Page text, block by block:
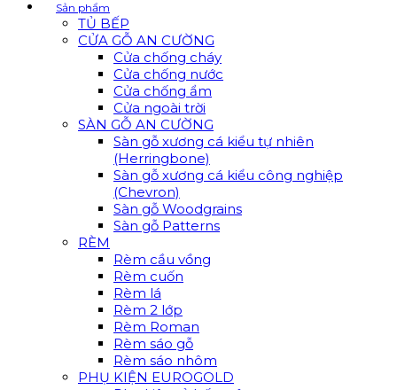
Sản phẩm
TỦ BẾP
CỬA GỖ AN CƯỜNG
Cửa chống cháy
Cửa chống nước
Cửa chống ẩm
Cửa ngoài trời
SÀN GỖ AN CƯỜNG
Sàn gỗ xương cá kiểu tự nhiên
(Herringbone)
Sàn gỗ xương cá kiểu công nghiệp
(Chevron)
Sàn gỗ Woodgrains
Sàn gỗ Patterns
RÈM
Rèm cầu vồng
Rèm cuốn
Rèm lá
Rèm 2 lớp
Rèm Roman
Rèm sáo gỗ
Rèm sáo nhôm
PHỤ KIỆN EUROGOLD